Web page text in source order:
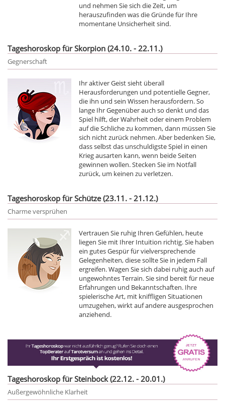
und nehmen Sie sich die Zeit, um
herauszufinden was die Gründe für Ihre
momentane Unsicherheit sind.
Tageshoroskop für Skorpion (24.10. - 22.11.)
Gegnerschaft
Ihr aktiver Geist sieht überall
Herausforderungen und potentielle Gegner,
die ihn und sein Wissen herausfordern. So
lange Ihr Gegenüber auch so denkt und das
Spiel hilft, der Wahrheit oder einem Problem
auf die Schliche zu kommen, dann müssen Sie
sich nicht zurück nehmen. Aber bedenken Sie,
dass selbst das unschuldigste Spiel in einen
Krieg ausarten kann, wenn beide Seiten
gewinnen wollen. Stecken Sie im Notfall
zurück, um keinen zu verletzen.
Tageshoroskop für Schütze (23.11. - 21.12.)
Charme versprühen
Vertrauen Sie ruhig Ihren Gefühlen, heute
liegen Sie mit Ihrer Intuition richtig. Sie haben
ein gutes Gespür für vielversprechende
Gelegenheiten, diese sollte Sie in jedem Fall
ergreifen. Wagen Sie sich dabei ruhig auch auf
ungewohntes Terrain. Sie sind bereit für neue
Erfahrungen und Bekanntschaften. Ihre
spielerische Art, mit kniffligen Situationen
umzugehen, wirkt auf andere ausgesprochen
anziehend.
Tageshoroskop für Steinbock (22.12. - 20.01.)
Außergewöhnliche Klarheit